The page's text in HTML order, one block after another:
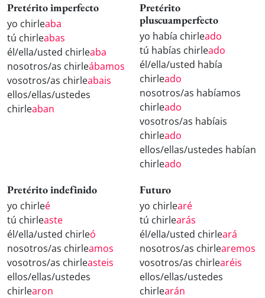
Pretérito imperfecto
yo chirleaba
tú chirleabas
él/ella/usted chirleaba
nosotros/as chirleábamos
vosotros/as chirleabais
ellos/ellas/ustedes
chirleaban
Pretérito
pluscuamperfecto
yo había chirleado
tú habías chirleado
él/ella/usted había
chirleado
nosotros/as habíamos
chirleado
vosotros/as habíais
chirleado
ellos/ellas/ustedes habían
chirleado
Pretérito indefinido
yo chirleé
tú chirleaste
él/ella/usted chirleó
nosotros/as chirleamos
vosotros/as chirleasteis
ellos/ellas/ustedes
chirlearon
Futuro
yo chirlearé
tú chirlearás
él/ella/usted chirleará
nosotros/as chirlearemos
vosotros/as chirlearéis
ellos/ellas/ustedes
chirlearán